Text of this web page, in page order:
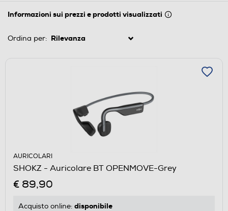
Informazioni sui prezzi e prodotti visualizzati
Ordina per:
AURICOLARI
SHOKZ - Auricolare BT OPENMOVE-Grey
€ 89,90
Acquisto online: disponibile